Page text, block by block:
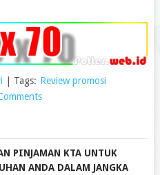
Tags: Review promosi
PINJAMAN KTA UNTUK
ANDA DALAM JANGKA